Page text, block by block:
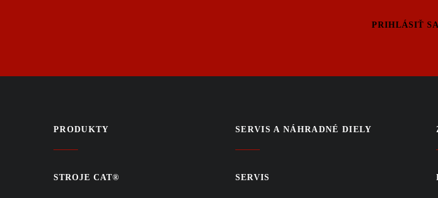
PRIHLÁSIŤ SA
PRODUKTY
STROJE CAT®
SERVIS A NÁHRADNÉ DIELY
SERVIS